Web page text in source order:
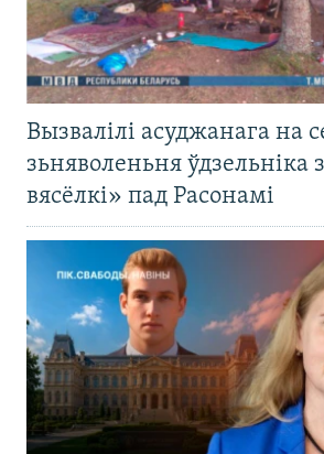
Вызвалілі асуджанага на
зьняволеньня ўдзельніка
вясёлкі» пад Расонамі